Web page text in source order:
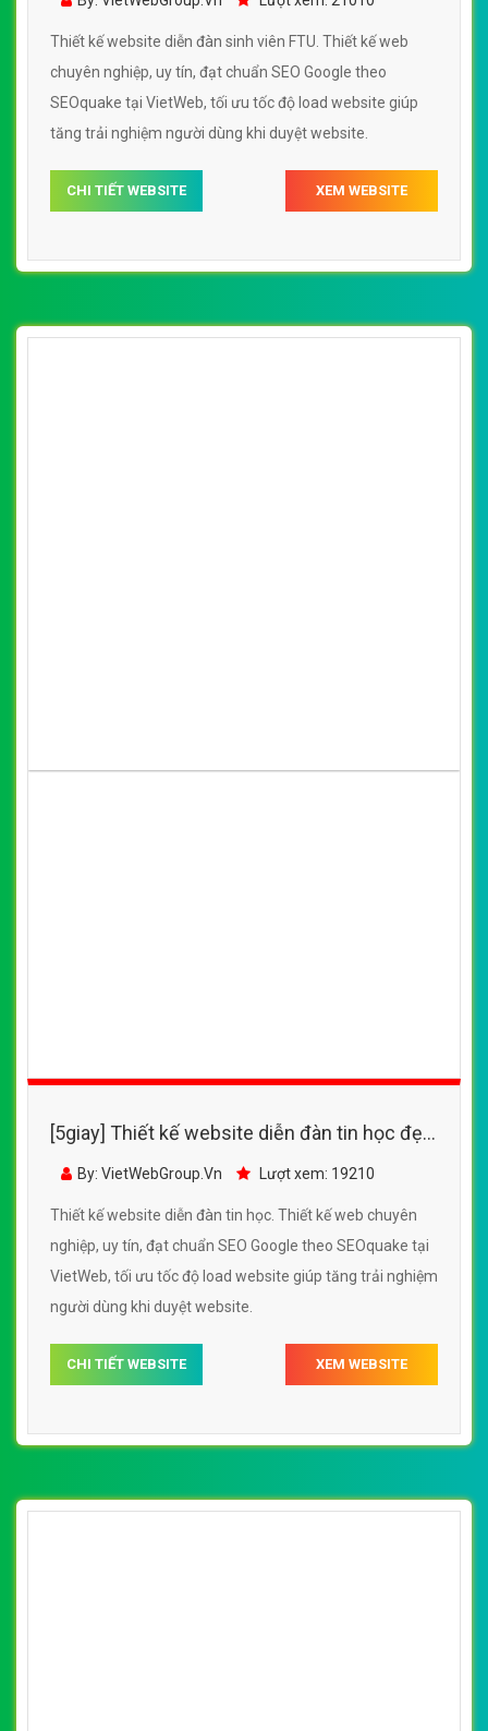
Thiết kế website diễn đàn sinh viên FTU. Thiết kế web
chuyên nghiệp, uy tín, đạt chuẩn SEO Google theo
SEOquake tại VietWeb, tối ưu tốc độ load website giúp
tăng trải nghiệm người dùng khi duyệt website.
CHI TIẾT WEBSITE XEM WEBSITE
[5giay] Thiết kế website diễn đàn tin học đẹp,
chuyên nghiệp chuẩn SEO
By: VietWebGroup.Vn Lượt xem: 19210
Thiết kế website diễn đàn tin học. Thiết kế web chuyên
nghiệp, uy tín, đạt chuẩn SEO Google theo SEOquake tại
VietWeb, tối ưu tốc độ load website giúp tăng trải nghiệm
người dùng khi duyệt website.
CHI TIẾT WEBSITE XEM WEBSITE